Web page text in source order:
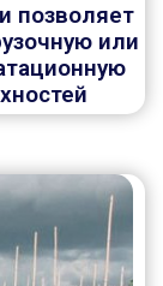
позволяет
или